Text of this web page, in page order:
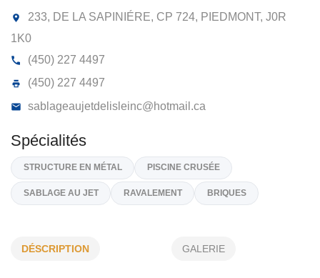
SABLAGE AU JET DELISLE INC
1K0
(450) 227 4497
(450) 227 4497
DÉSCRIPTION GALERIE